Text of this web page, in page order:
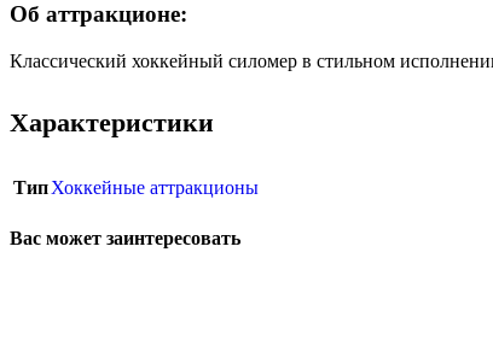
Об аттракционе:
Классический хоккейный силомер в стильном
Характеристики
ТипХоккейные аттракционы
Вас может заинтересовать